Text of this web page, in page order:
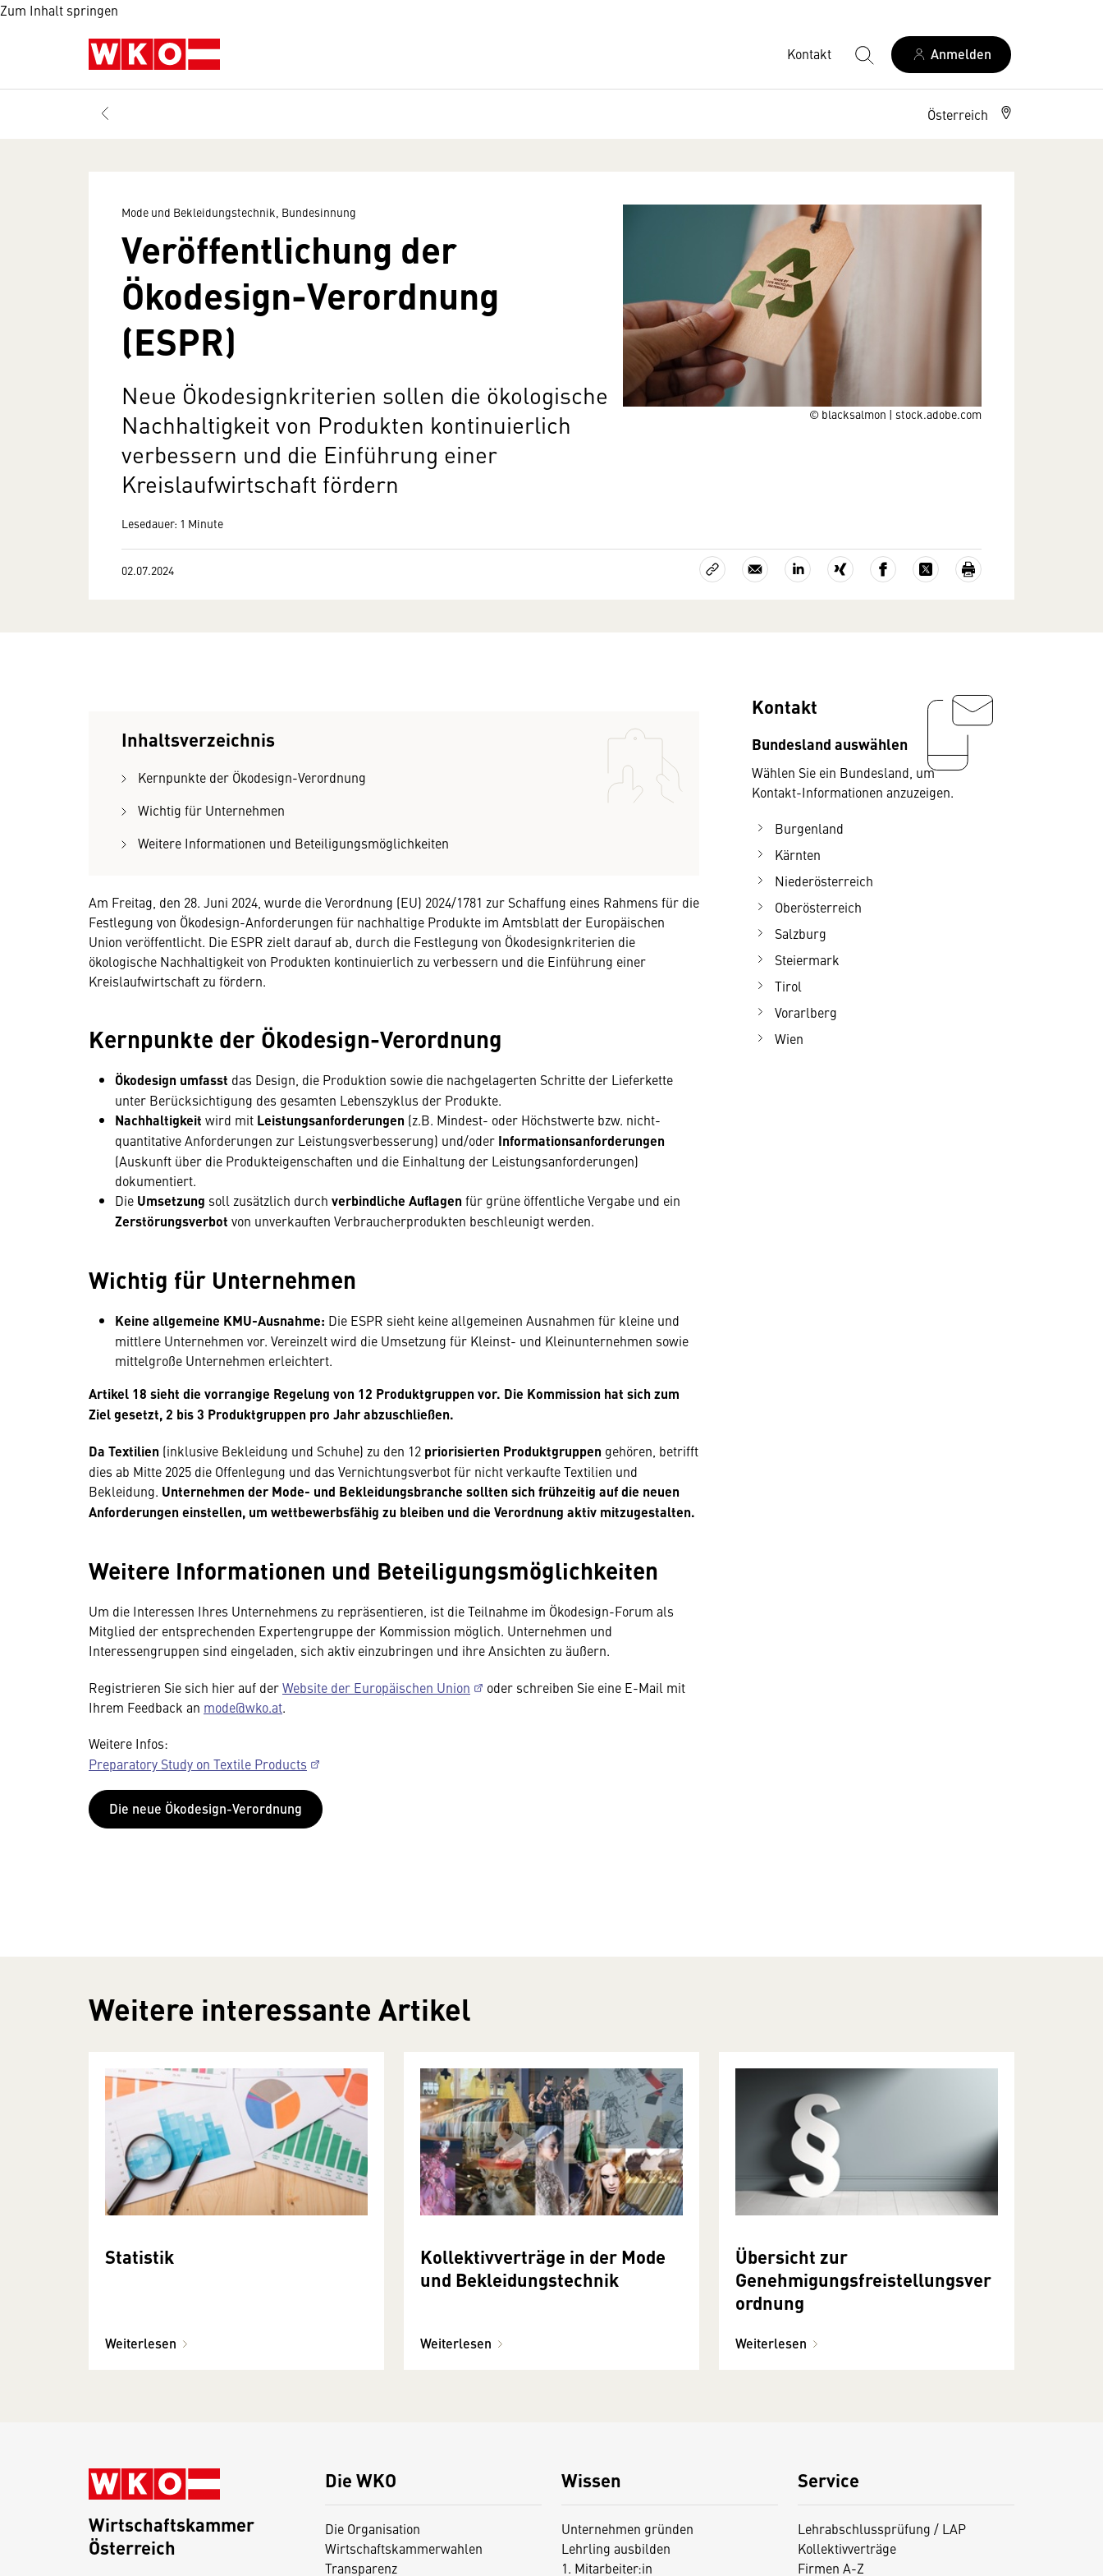
Zum Inhalt springen
Kontakt Anmelden
Österreich
© blacksalmon | stock.adobe.com
Mode und Bekleidungstechnik, Bundesinnung
Veröffentlichung der
Ökodesign-Verordnung
(ESPR)
Neue Ökodesignkriterien sollen die ökologische
Nachhaltigkeit von Produkten kontinuierlich
verbessern und die Einführung einer
Kreislaufwirtschaft fördern
Lesedauer: 1 Minute
02.07.2024
Inhaltsverzeichnis
Kernpunkte der Ökodesign-Verordnung
Wichtig für Unternehmen
Weitere Informationen und Beteiligungsmöglichkeiten
Am Freitag, den 28. Juni 2024, wurde die Verordnung (EU) 2024/1781 zur Schaffung eines Rahmens für die
Festlegung von Ökodesign-Anforderungen für nachhaltige Produkte im Amtsblatt der Europäischen
Union veröffentlicht. Die ESPR zielt darauf ab, durch die Festlegung von Ökodesignkriterien die
ökologische Nachhaltigkeit von Produkten kontinuierlich zu verbessern und die Einführung einer
Kreislaufwirtschaft zu fördern.
Kernpunkte der Ökodesign-Verordnung
Ökodesign umfasst das Design, die Produktion sowie die nachgelagerten Schritte der Lieferkette
unter Berücksichtigung des gesamten Lebenszyklus der Produkte.
Nachhaltigkeit wird mit Leistungsanforderungen (z.B. Mindest- oder Höchstwerte bzw. nicht-
quantitative Anforderungen zur Leistungsverbesserung) und/oder Informationsanforderungen
(Auskunft über die Produkteigenschaften und die Einhaltung der Leistungsanforderungen)
dokumentiert.
Die Umsetzung soll zusätzlich durch verbindliche Auflagen für grüne öffentliche Vergabe und ein
Zerstörungsverbot von unverkauften Verbraucherprodukten beschleunigt werden.
Wichtig für Unternehmen
Keine allgemeine KMU-Ausnahme: Die ESPR sieht keine allgemeinen Ausnahmen für kleine und
mittlere Unternehmen vor. Vereinzelt wird die Umsetzung für Kleinst- und Kleinunternehmen sowie
mittelgroße Unternehmen erleichtert.
Artikel 18 sieht die vorrangige Regelung von 12 Produktgruppen vor. Die Kommission hat sich zum
Ziel gesetzt, 2 bis 3 Produktgruppen pro Jahr abzuschließen.
Da Textilien (inklusive Bekleidung und Schuhe) zu den 12 priorisierten Produktgruppen gehören, betrifft
dies ab Mitte 2025 die Offenlegung und das Vernichtungsverbot für nicht verkaufte Textilien und
Bekleidung. Unternehmen der Mode- und Bekleidungsbranche sollten sich frühzeitig auf die neuen
Anforderungen einstellen, um wettbewerbsfähig zu bleiben und die Verordnung aktiv mitzugestalten.
Weitere Informationen und Beteiligungsmöglichkeiten
Um die Interessen Ihres Unternehmens zu repräsentieren, ist die Teilnahme im Ökodesign-Forum als
Mitglied der entsprechenden Expertengruppe der Kommission möglich. Unternehmen und
Interessengruppen sind eingeladen, sich aktiv einzubringen und ihre Ansichten zu äußern.
Registrieren Sie sich hier auf derWebsite der Europäischen Union
oder schreiben Sie eine E-Mail mit
Ihrem Feedback an mode@wko.at.
Weitere Infos:
Preparatory Study on Textile Products
Die neue Ökodesign-Verordnung
Kontakt
Bundesland auswählen
Wählen Sie ein Bundesland, um
Kontakt-Informationen anzuzeigen.
Burgenland
Kärnten
Niederösterreich
Oberösterreich
Salzburg
Steiermark
Tirol
Vorarlberg
Wien
Weitere interessante Artikel
Statistik
Weiterlesen
Kollektivverträge in der Mode
und Bekleidungstechnik
Weiterlesen
Übersicht zur
Genehmigungsfreistellungsver
ordnung
Weiterlesen
Die WKO
Die Organisation
Wirtschaftskammerwahlen
Transparenz
Wissen
Unternehmen gründen
Lehrling ausbilden
1. Mitarbeiter:in
Service
Lehrabschlussprüfung / LAP
Kollektivverträge
Firmen A-Z
Wirtschaftskammer
Österreich